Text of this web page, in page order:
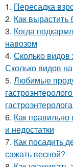
1. Пересадка
2. Как
3. Когда
навозом
4. Сколько видов
Сколько видов
5. Любимые
6. Как
и недостатки
7. Как посадить
сажать весной?